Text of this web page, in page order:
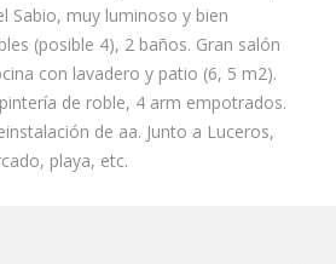
Sabio, muy luminoso y bien
(posible 4), 2 baños. Gran salón
con lavadero y patio (6, 5 m2).
de roble, 4 arm empotrados.
de aa. Junto a Luceros,
playa, etc.